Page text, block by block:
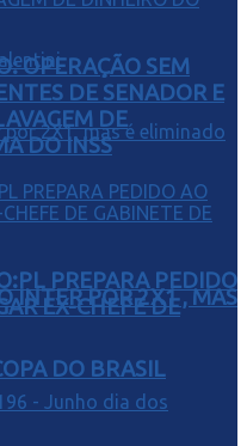
INTER POR 2X1 , MAS
DO BRASIL
OPERAÇÃO SEM
DE SENADOR E
DE
DO INSS
PREPARA PEDIDO
EX-CHEFE DE